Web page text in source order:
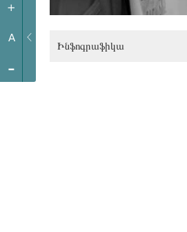
+
A
-
Ինֆոգրաֆիկա